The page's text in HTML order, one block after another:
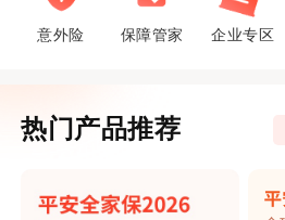
意外险 保障管家 企业专区
热门产品推荐